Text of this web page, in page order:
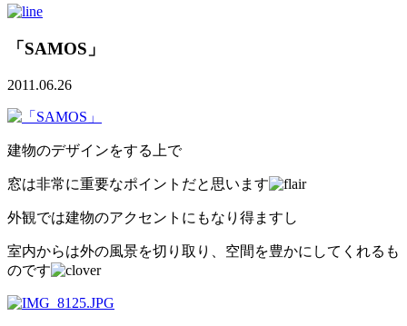
「SAMOS」
2011.06.26
建物のデザインをする上で
窓は非常に重要なポイントだと思います
外観では建物のアクセントにもなり得ますし
室内からは外の風景を切り取り、空間を豊かにしてくれるも
のです